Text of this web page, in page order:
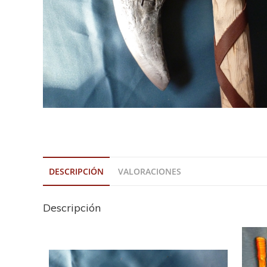
DESCRIPCIÓN VALORACIONES
Descripción